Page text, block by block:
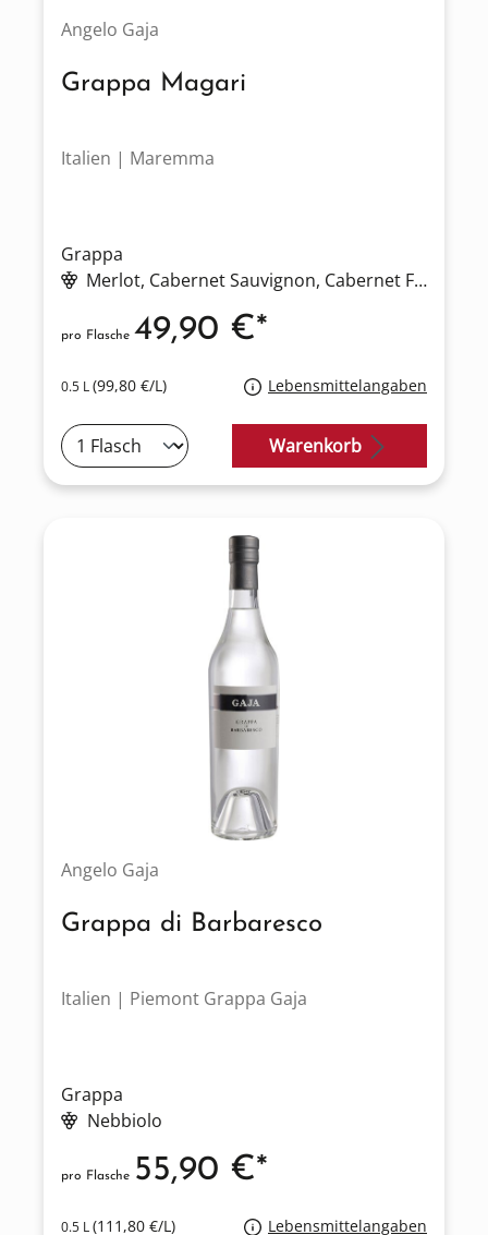
Angelo Gaja
Grappa Magari
Italien | Maremma
Grappa
Merlot, Cabernet Sauvignon, Cabernet Franc
0.5 L(99,80 €/L) Lebensmittelangaben
pro Flasche 49,90 €*
Warenkorb
Angelo Gaja
Grappa di Barbaresco
Italien | Piemont Grappa Gaja
Grappa
Nebbiolo
0.5 L(111,80 €/L) Lebensmittelangaben
pro Flasche 55,90 €*